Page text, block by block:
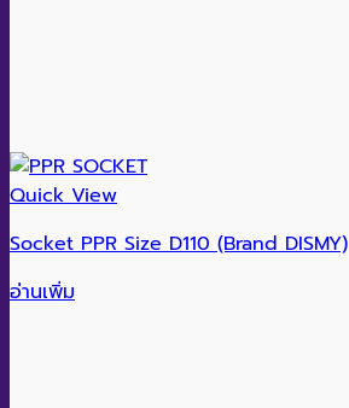
Quick View
Socket PPR Size D110 (Brand DISMY)
อ่านเพิ่ม